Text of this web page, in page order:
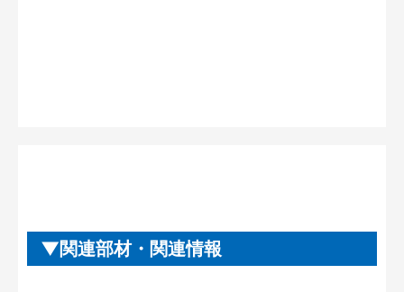
関連部材・関連情報